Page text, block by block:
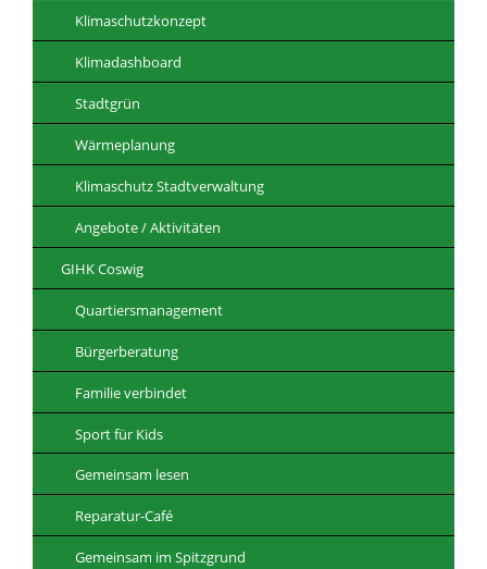
Klimaschutzkonzept
Klimadashboard
Stadtgrün
Wärmeplanung
Klimaschutz Stadtverwaltung
Angebote / Aktivitäten
GIHK Coswig
Quartiersmanagement
Bürgerberatung
Familie verbindet
Sport für Kids
Gemeinsam lesen
Reparatur-Café
Gemeinsam im Spitzgrund